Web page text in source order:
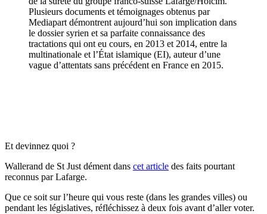
Plusieurs documents et témoignages obtenus par
Mediapart démontrent aujourd’hui son implication dans
le dossier syrien et sa parfaite connaissance des
tractations qui ont eu cours, en 2013 et 2014, entre la
multinationale et l’État islamique (EI), auteur d’une
vague d’attentats sans précédent en France en 2015.
Et devinnez quoi ?
Wallerand de St Just dément dans cet article des faits pourtant
reconnus par Lafarge.
Que ce soit sur l’heure qui vous reste (dans les grandes villes) ou
pendant les législatives, réfléchissez à deux fois avant d’aller voter.